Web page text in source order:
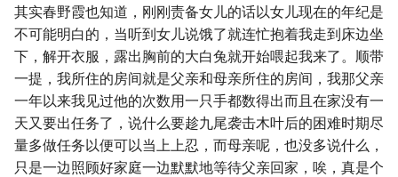
其实春野霞也知道，刚刚责备女儿的话以女儿现在的年纪是
不可能明白的，当听到女儿说饿了就连忙抱着我走到床边坐
下，解开衣服，露出胸前的大白兔就开始喂起我来了。顺带
一提，我所住的房间就是父亲和母亲所住的房间，我那父亲
一年以来我见过他的次数用一只手都数得出而且在家没有一
天又要出任务了，说什么要趁九尾袭击木叶后的困难时期尽
量多做任务以便可以当上上忍，而母亲呢，也没多说什么，
只是一边照顾好家庭一边默默地等待父亲回家，唉，真是个